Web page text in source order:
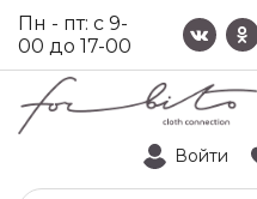
Пн - пт: с 9-
00 до 17-00
Войти